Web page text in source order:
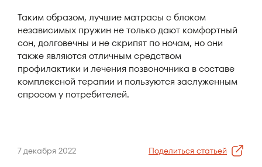
Таким образом, лучшие матрасы с блоком
независимых пружин не только дают комфортный
сон, долговечны и не скрипят по ночам, но они
также являются отличным средством
профилактики и лечения позвоночника в составе
комплексной терапии и пользуются заслуженным
спросом у потребителей.
7 декабря 2022 Поделиться статьей